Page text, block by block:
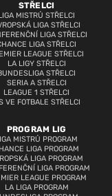
STŘELCI
MISTRŮ STŘELCI
LIGA STŘELCI
LIGA STŘELCI
LIGA STŘELCI
LEAGUE STŘELCI
LA LIGY STŘELCI
STŘELCI
SERIA A STŘELCI
LEAGUE 1 STŘELCI
VE FOTBALE STŘELCI
PROGRAM LIG
MISTRŮ PROGRAM
LIGA PROGRAM
LIGA PROGRAM
LIGA PROGRAM
LEAGUE PROGRAM
LA LIGA PROGRAM